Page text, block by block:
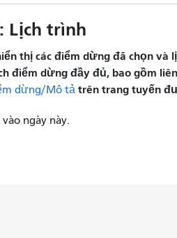
Lịch trình
thị các điểm dừng đã chọn và
điểm dừng đầy đủ, bao gồm
dừng/Mô tả trên trang tuyến
ngày này.